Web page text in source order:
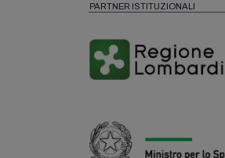
PARTNER ISTITUZIONALI